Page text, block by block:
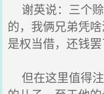
谢英说：三个
的，我俩兄弟凭
是权当借，还钱罢
但在这里值得